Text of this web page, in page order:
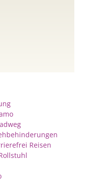
Reisen